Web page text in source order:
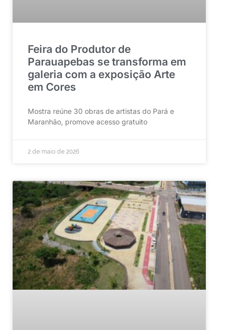
Feira do Produtor de
Parauapebas se transforma em
galeria com a exposição Arte
em Cores
Mostra reúne 30 obras de artistas do Pará e
Maranhão, promove acesso gratuito
2 de maio de 2026